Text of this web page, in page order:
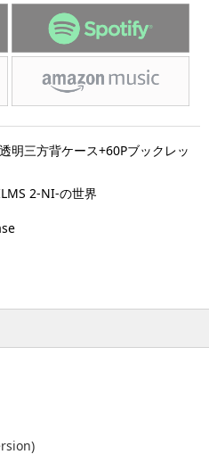
明三方背ケース+60Pブックレッ
2-NI-の世界